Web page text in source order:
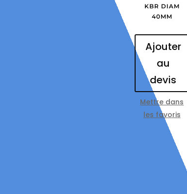
KBR DIAM
40MM
Ajouter
au
devis
Mettre dans
les favoris